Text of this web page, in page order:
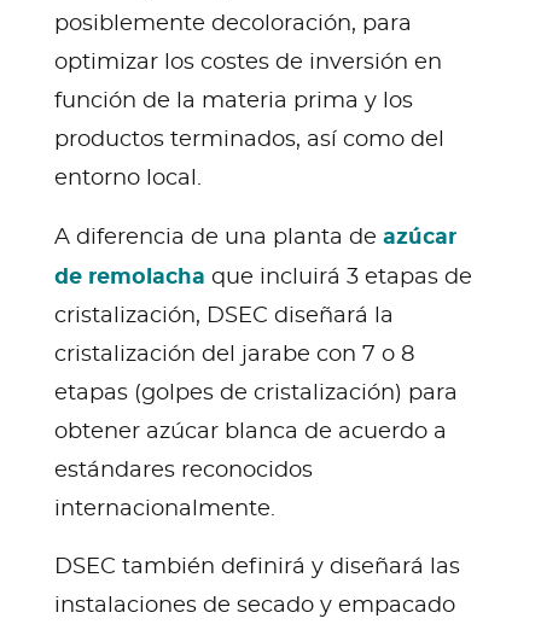
posiblemente decoloración, para
optimizar los costes de inversión en
función de la materia prima y los
productos terminados, así como del
entorno local.
A diferencia de una planta de azúcar
de remolacha que incluirá 3 etapas de
cristalización, DSEC diseñará la
cristalización del jarabe con 7 o 8
etapas (golpes de cristalización) para
obtener azúcar blanca de acuerdo a
estándares reconocidos
internacionalmente.
DSEC también definirá y diseñará las
instalaciones de secado y empacado